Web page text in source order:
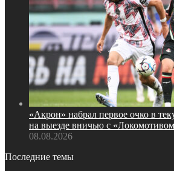
«Акрон» набрал первое очко в
на выезде вничью с
08.08.2026
Последние темы